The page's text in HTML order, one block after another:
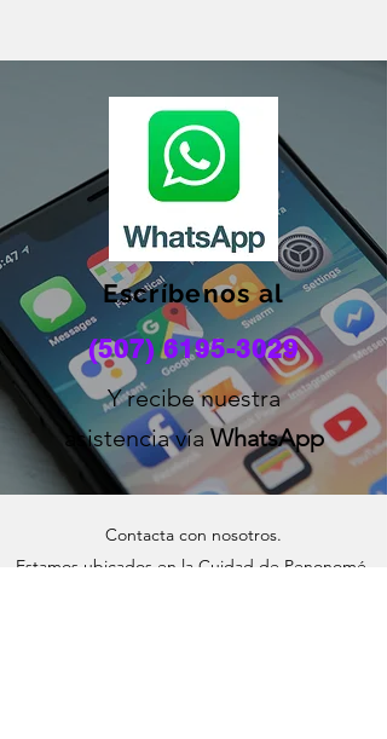
Escríbenos al
(507) 6195-3029
Y recibe nuestra
asistencia vía WhatsApp
Contacta con nosotros.
Estamos ubicados en la Cuidad de Penonomé,